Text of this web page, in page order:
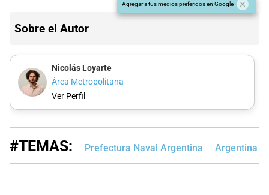
Agregar a tus medios preferidos en Google
Sobre el Autor
Nicolás Loyarte
Área Metropolitana
Ver Perfil
#TEMAS: Prefectura Naval Argentina Argentina